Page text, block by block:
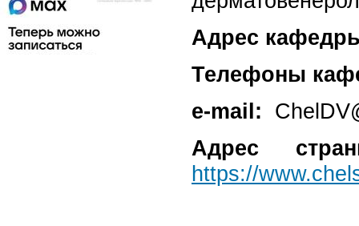
Адрес
Телефоны
e-mail:
Адрес
https://